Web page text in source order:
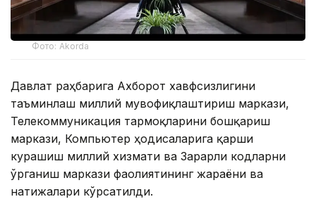
Фото: Akorda
Давлат раҳбарига Ахборот хавфсизлигини
таъминлаш миллий мувофиқлаштириш маркази,
Телекоммуникация тармоқларини бошқариш
маркази, Компьютер ҳодисаларига қарши
курашиш миллий хизмати ва Зарарли кодларни
ўрганиш маркази фаолиятининг жараёни ва
натижалари кўрсатилди.